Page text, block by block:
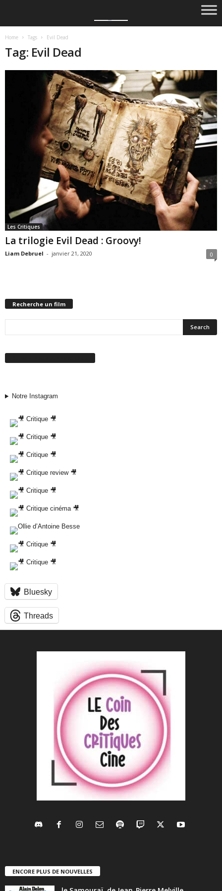
Home Tags Evil Dead
Tag: Evil Dead
Les Critiques
La trilogie Evil Dead : Groovy!
Liam Debruel - janvier 21, 2020 0
Recherche un film
Notre Instagram
Bluesky
Threads
ENCORE PLUS DE NOUVELLES